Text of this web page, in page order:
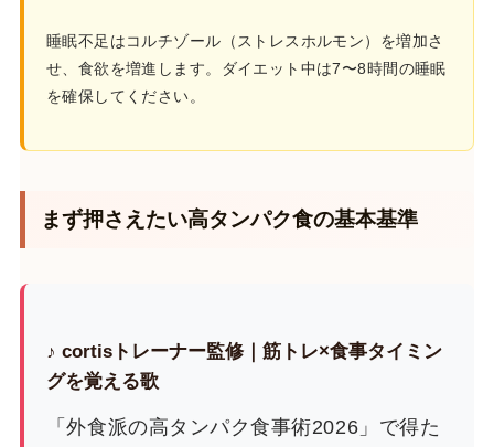
睡眠不足はコルチゾール（ストレスホルモン）を増加さ
せ、食欲を増進します。ダイエット中は7〜8時間の睡眠
を確保してください。
まず押さえたい高タンパク食の基本基準
♪ cortisトレーナー監修｜筋トレ×食事タイミン
グを覚える歌
「外食派の高タンパク食事術2026」で得た